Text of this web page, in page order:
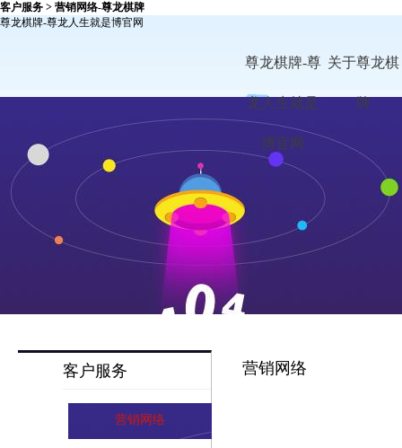
客户服务 > 营销网络-尊龙棋牌
尊龙棋牌-尊龙人生就是博官网
尊龙棋牌-尊
龙人生就是
博官网
关于尊龙棋
牌
客户服务
营销网络
营销网络